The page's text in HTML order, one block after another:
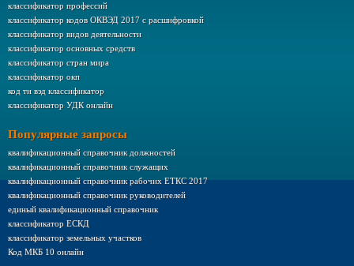
классификатор профессий
классификатор кодов ОКВЭД 2017 с расшифровкой
классификатор видов деятельности
классификатор основных средств
классификатор стран мира
классификатор окп
код тн вэд классификатор
классификатор УДК онлайн
Популярные запросы
квалификационный справочник должностей
квалификационный справочник служащих
квалификационный справочник рабочих ЕТКС 2017
квалификационный справочник руководителей
единый квалификационный справочник
классификатор ЕСКД
классификатор земельных участков
Код МКБ 10 онлайн